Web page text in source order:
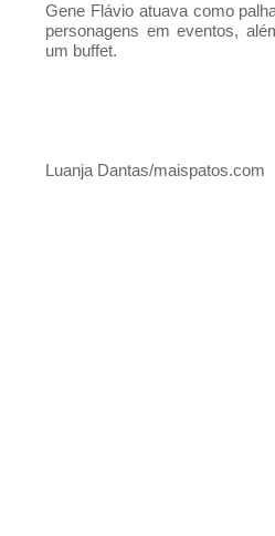
Gene Flávio atuava como
personagens em eventos,
um buffet.
Luanja Dantas/maispatos.com